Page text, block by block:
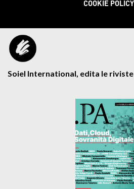
COOKIE POLICY
Soiel International, edita le riviste